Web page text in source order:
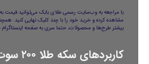
با مراجعه بهوب‌سایت رسمی طلای بابک می‌توانید قیمت
مشاهده کرده و خرید خود را با چند کلیک نهایی کنید.
بیشتر طرح‌ها و محصولات، حتما سری بهصفحه
کاربردهای سکه طلا ۲۰۰ سوت پارسیان